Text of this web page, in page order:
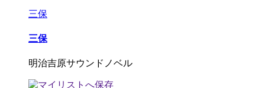
三保
三保
明治吉原サウンドノベル